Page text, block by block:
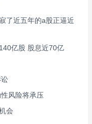
了近五年的a股正逼近
亿股 股息近70亿
风险将承压
会